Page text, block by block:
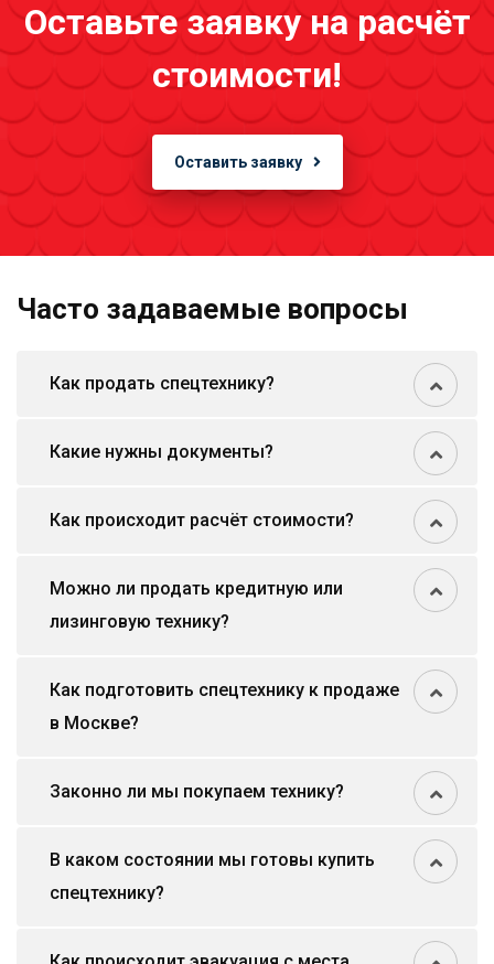
Оставьте заявку на расчёт
стоимости!
Оставить заявку
Часто задаваемые вопросы
Как продать спецтехнику?
Какие нужны документы?
Как происходит расчёт стоимости?
Можно ли продать кредитную или
лизинговую технику?
Как подготовить спецтехнику к продаже
в Москве?
Законно ли мы покупаем технику?
В каком состоянии мы готовы купить
спецтехнику?